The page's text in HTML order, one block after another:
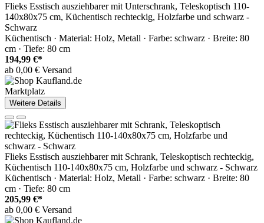
Flieks Esstisch ausziehbarer mit Unterschrank, Teleskoptisch 110-
140x80x75 cm, Küchentisch rechteckig, Holzfarbe und schwarz -
Schwarz
Küchentisch · Material: Holz, Metall · Farbe: schwarz · Breite: 80
cm · Tiefe: 80 cm
194,99 €*
ab 0,00 € Versand
Marktplatz
Weitere Details
Flieks Esstisch ausziehbarer mit Schrank, Teleskoptisch rechteckig,
Küchentisch 110-140x80x75 cm, Holzfarbe und schwarz - Schwarz
Küchentisch · Material: Holz, Metall · Farbe: schwarz · Breite: 80
cm · Tiefe: 80 cm
205,99 €*
ab 0,00 € Versand